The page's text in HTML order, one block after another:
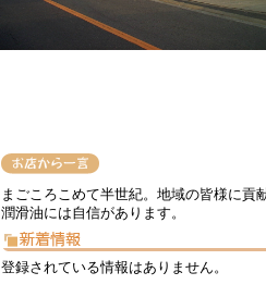
まごころこめて半世紀。地域の皆様に貢
潤滑油には自信があります。
登録されている情報はありません。